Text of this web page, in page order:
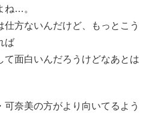
ね…。
仕方ないんだけど、もっとこう
ば
て面白いんだろうけどなあとは
奈美の方がより向いてるよう